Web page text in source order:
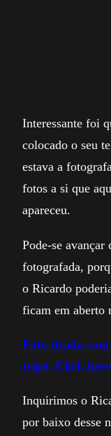
Interessante foi
colocado o seu
estava a
fotos a si que
apareceu.
Pode-se
fotografada,
o Ricardo
ficam em aberto
Foto tirada com
tripé. Click here
Inquirimos o
por baixo desse